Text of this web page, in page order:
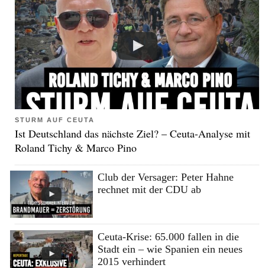
STURM AUF CEUTA
Ist Deutschland das nächste Ziel? – Ceuta-Analyse mit
Roland Tichy & Marco Pino
Club der Versager: Peter Hahne
rechnet mit der CDU ab
Ceuta-Krise: 65.000 fallen in die
Stadt ein – wie Spanien ein neues
2015 verhindert